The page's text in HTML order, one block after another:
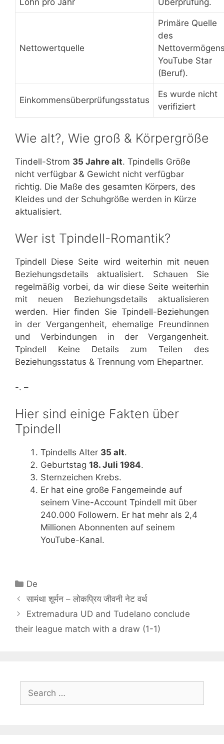
Lohn pro Jahr Überprüfung.
Nettowertquelle
Primäre Quelle
des
YouTube Star
(Beruf).
Einkommensüberprüfungsstatus
Es wurde nicht
verifiziert
Wie alt?, Wie groß & Körpergröße
Tindell-Strom 35 Jahre alt. Tpindells Größe
nicht verfügbar & Gewicht nicht verfügbar
richtig. Die Maße des gesamten Körpers, des
Kleides und der Schuhgröße werden in Kürze
aktualisiert.
Wer ist Tpindell-Romantik?
Tpindell Diese Seite wird weiterhin mit neuen
Beziehungsdetails aktualisiert. Schauen Sie
regelmäßig vorbei, da wir diese Seite weiterhin
mit neuen Beziehungsdetails aktualisieren
werden. Hier finden Sie Tpindell-Beziehungen
in der Vergangenheit, ehemalige Freundinnen
und Verbindungen in der Vergangenheit.
Tpindell Keine Details zum Teilen des
Beziehungsstatus & Trennung vom Ehepartner.
-. –
Hier sind einige Fakten über
Tpindell
Tpindells Alter 35 alt.
Geburtstag 18. Juli 1984.
Sternzeichen Krebs.
Er hat eine große Fangemeinde auf
seinem Vine-Account Tpindell mit über
240.000 Followern. Er hat mehr als 2,4
Millionen Abonnenten auf seinem
YouTube-Kanal.
Categories
De
सामंथा शूर्मन – लोकप्रिय जीवनी नेट वर्थ
Extremadura UD and Tudelano conclude
their league match with a draw (1-1)
for: